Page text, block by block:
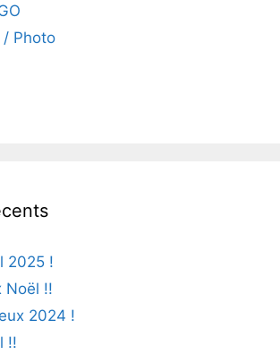
/ Photo
2025 !
Noël !!
2024 !
!!